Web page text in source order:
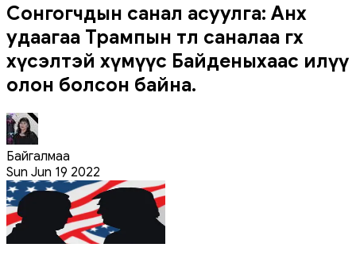
Сонгогчдын санал асуулга: Анх
удаагаа Трампын төлөө саналаа өгөх
хүсэлтэй хүмүүс Байденыхаас илүү
олон болсон байна.
Байгалмаа
Sun Jun 19 2022